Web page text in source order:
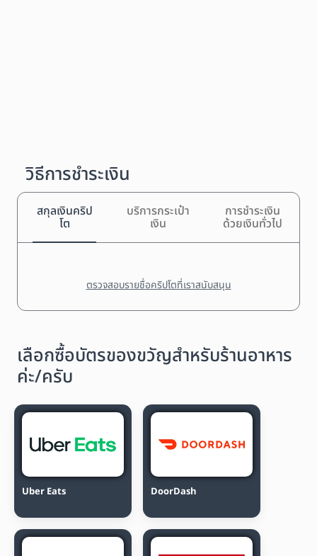
วิธีการชำระเงิน
สกุลเงินคริป
โต
บริการกระเป๋า
เงิน
การชำระเงิน
ด้วยเงินทั่วไป
ตรวจสอบรายชื่อคริปโตที่เราสนับสนุน
เลือกซื้อบัตรของขวัญสำหรับร้านอาหาร
ค่ะ/ครับ
Uber Eats DoorDash